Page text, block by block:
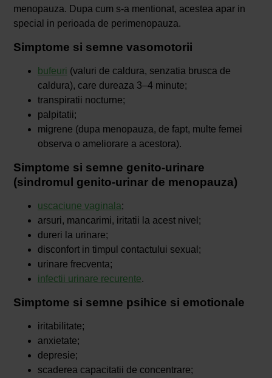
menopauza. Dupa cum s-a mentionat, acestea apar in
special in perioada de perimenopauza.
Simptome si semne vasomotorii
bufeuri (valuri de caldura, senzatia brusca de
caldura), care dureaza 3–4 minute;
transpiratii nocturne;
palpitatii;
migrene (dupa menopauza, de fapt, multe femei
observa o ameliorare a acestora).
Simptome si semne genito-urinare
(sindromul genito-urinar de menopauza)
uscaciune vaginala;
arsuri, mancarimi, iritatii la acest nivel;
dureri la urinare;
disconfort in timpul contactului sexual;
urinare frecventa;
infectii urinare recurente.
Simptome si semne psihice si emotionale
iritabilitate;
anxietate;
depresie;
scaderea capacitatii de concentrare;